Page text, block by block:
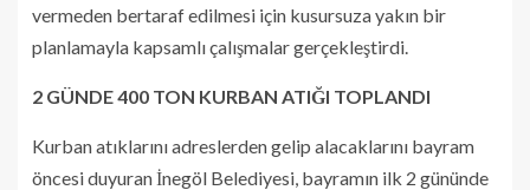
vermeden bertaraf edilmesi için kusursuza yakın bir
planlamayla kapsamlı çalışmalar gerçekleştirdi.
2 GÜNDE 400 TON KURBAN ATIĞI TOPLANDI
Kurban atıklarını adreslerden gelip alacaklarını bayram
öncesi duyuran İnegöl Belediyesi, bayramın ilk 2 gününde